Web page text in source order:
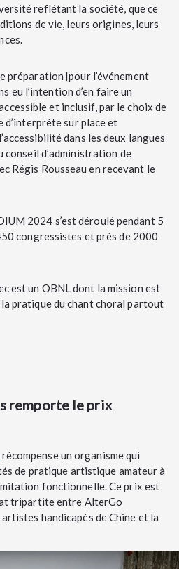
reflétant la société, que ce
de vie, leurs origines, leurs
préparation [pour l’événement
eu l’intention d’en faire un
et inclusif, par le choix de
d’interprète sur place et
dans les deux langues
conseil d’administration de
Régis Rousseau en recevant le
2024 s’est déroulé pendant 5
congressistes et près de 2000
est un OBNL dont la mission est
pratique du chant choral partout
remporte le prix
récompense un organisme qui
de pratique artistique amateur à
fonctionnelle. Ce prix est
tripartite entre AlterGo
handicapés de Chine et la